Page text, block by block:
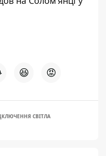
😆 😡
СВІТЛА